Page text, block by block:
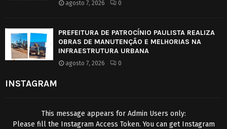
agosto 7, 2026 0
PREFEITURA DE PATROCÍNIO PAULISTA REALIZA
OBRAS DE MANUTENÇÃO E MELHORIAS NA
INFRAESTRUTURA URBANA
agosto 7, 2026 0
INSTAGRAM
This message appears for Admin Users only:
Please fill the Instagram Access Token. You can get Instagram